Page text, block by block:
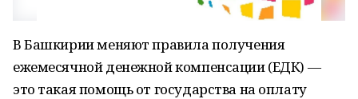
В Башкирии меняют правила получения
ежемесячной денежной компенсации (ЕДК) —
это такая помощь от государства на оплату